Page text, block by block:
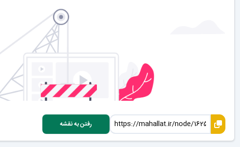
رفتن به نقشه